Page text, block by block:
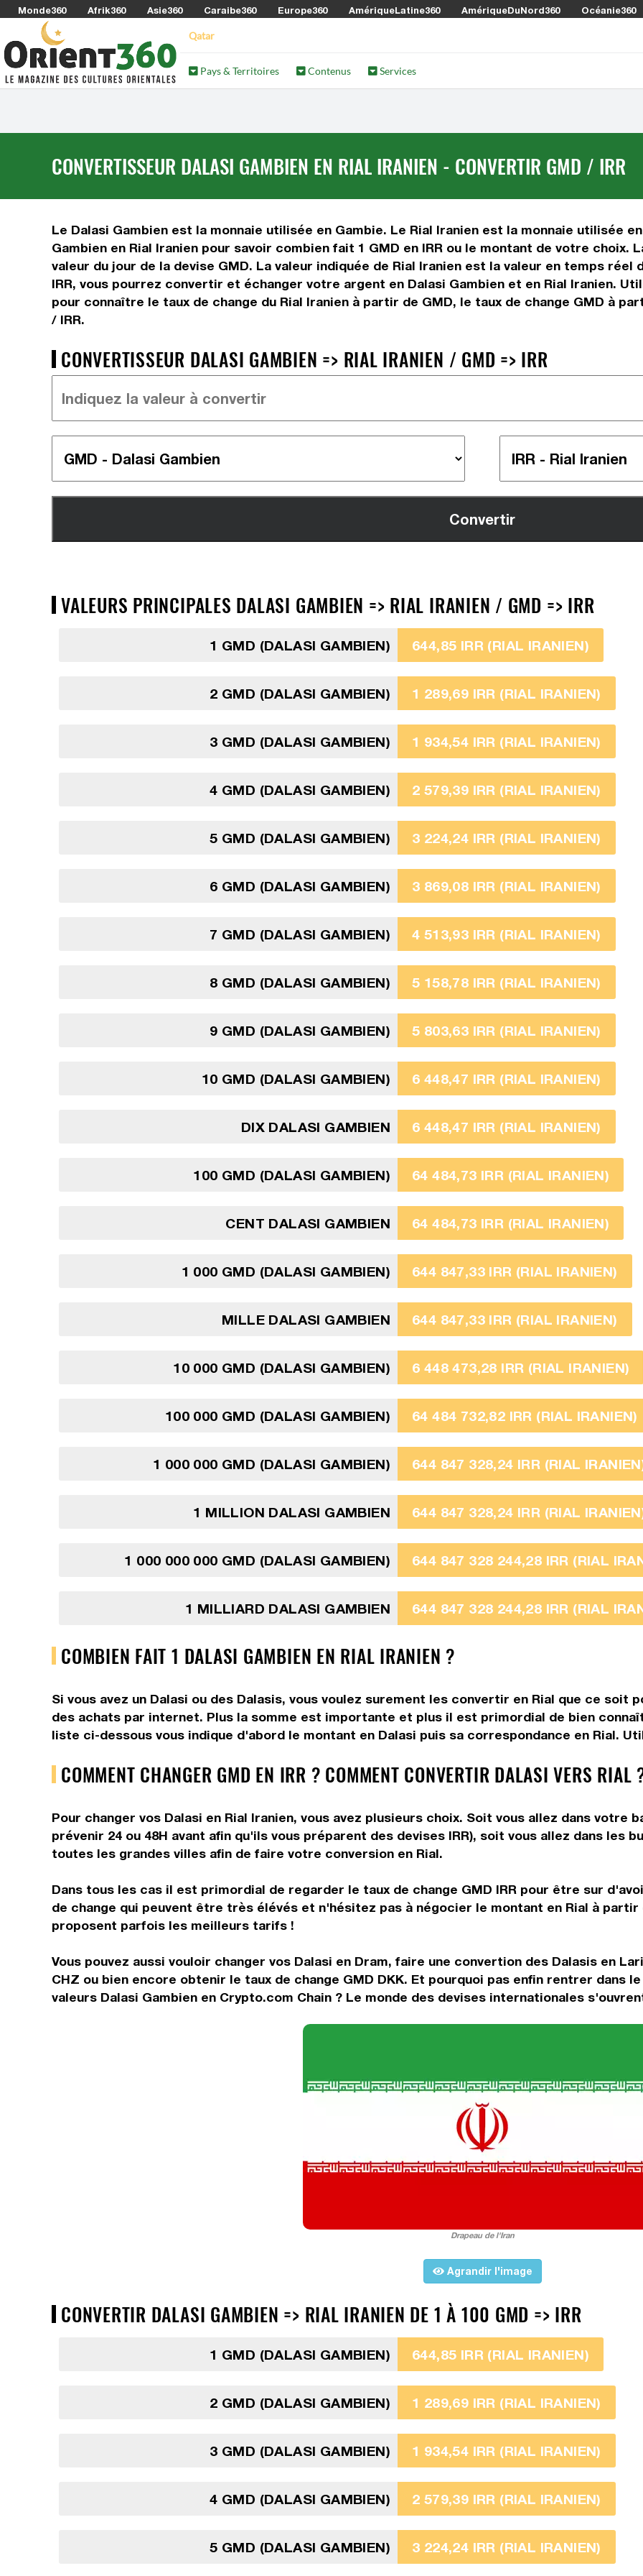
Monde360 Afrik360 Asie360 Caraibe360 Europe360 AmériqueLatine360 AmériqueDuNord360 Océanie360
Qatar
Pays & Territoires Contenus Services
CONVERTISSEUR DALASI GAMBIEN EN RIAL IRANIEN - CONVERTIR GMD / IRR
Le Dalasi Gambien est la monnaie utilisée en Gambie. Le Rial Iranien est la monnaie utilisée
Gambien en Rial Iranien pour savoir combien fait 1 GMD en IRR ou le montant de votre choix.
valeur du jour de la devise GMD. La valeur indiquée de Rial Iranien est la valeur en temps réel
IRR, vous pourrez convertir et échanger votre argent en Dalasi Gambien et en Rial Iranien.
pour connaître le taux de change du Rial Iranien à partir de GMD, le taux de change GMD à
/ IRR.
CONVERTISSEUR DALASI GAMBIEN => RIAL IRANIEN / GMD => IRR
VALEURS PRINCIPALES DALASI GAMBIEN => RIAL IRANIEN / GMD => IRR
1 GMD (DALASI GAMBIEN) 644,85 IRR (RIAL IRANIEN)
2 GMD (DALASI GAMBIEN) 1 289,69 IRR (RIAL IRANIEN)
3 GMD (DALASI GAMBIEN) 1 934,54 IRR (RIAL IRANIEN)
4 GMD (DALASI GAMBIEN) 2 579,39 IRR (RIAL IRANIEN)
5 GMD (DALASI GAMBIEN) 3 224,24 IRR (RIAL IRANIEN)
6 GMD (DALASI GAMBIEN) 3 869,08 IRR (RIAL IRANIEN)
7 GMD (DALASI GAMBIEN) 4 513,93 IRR (RIAL IRANIEN)
8 GMD (DALASI GAMBIEN) 5 158,78 IRR (RIAL IRANIEN)
9 GMD (DALASI GAMBIEN) 5 803,63 IRR (RIAL IRANIEN)
10 GMD (DALASI GAMBIEN) 6 448,47 IRR (RIAL IRANIEN)
DIX DALASI GAMBIEN 6 448,47 IRR (RIAL IRANIEN)
100 GMD (DALASI GAMBIEN) 64 484,73 IRR (RIAL IRANIEN)
CENT DALASI GAMBIEN 64 484,73 IRR (RIAL IRANIEN)
1 000 GMD (DALASI GAMBIEN) 644 847,33 IRR (RIAL IRANIEN)
MILLE DALASI GAMBIEN 644 847,33 IRR (RIAL IRANIEN)
10 000 GMD (DALASI GAMBIEN) 6 448 473,28 IRR (RIAL IRANIEN)
100 000 GMD (DALASI GAMBIEN) 64 484 732,82 IRR (RIAL IRANIEN)
1 000 000 GMD (DALASI GAMBIEN) 644 847 328,24 IRR (RIAL
1 MILLION DALASI GAMBIEN 644 847 328,24 IRR (RIAL
1 000 000 000 GMD (DALASI GAMBIEN) 644 847 328 244,28 IRR (RIAL
1 MILLIARD DALASI GAMBIEN 644 847 328 244,28 IRR (RIAL
COMBIEN FAIT 1 DALASI GAMBIEN EN RIAL IRANIEN ?
Si vous avez un Dalasi ou des Dalasis, vous voulez surement les convertir en Rial que ce soit
des achats par internet. Plus la somme est importante et plus il est primordial de bien
liste ci-dessous vous indique d'abord le montant en Dalasi puis sa correspondance en Rial.
COMMENT CHANGER GMD EN IRR ? COMMENT CONVERTIR DALASI VERS RIAL
Pour changer vos Dalasi en Rial Iranien, vous avez plusieurs choix. Soit vous allez dans votre
prévenir 24 ou 48H avant afin qu'ils vous préparent des devises IRR), soit vous allez dans les
toutes les grandes villes afin de faire votre conversion en Rial.
Dans tous les cas il est primordial de regarder le taux de change GMD IRR pour être sur
de change qui peuvent être très élévés et n'hésitez pas à négocier le montant en Rial à
proposent parfois les meilleurs tarifs !
Vous pouvez aussi vouloir changer vos Dalasi en Dram, faire une convertion des Dalasis en
CHZ ou bien encore obtenir le taux de change GMD DKK. Et pourquoi pas enfin rentrer dans
valeurs Dalasi Gambien en Crypto.com Chain ? Le monde des devises internationales
Drapeau de l'Iran
Agrandir l'image
CONVERTIR DALASI GAMBIEN => RIAL IRANIEN DE 1 À 100 GMD => IRR
1 GMD (DALASI GAMBIEN) 644,85 IRR (RIAL IRANIEN)
2 GMD (DALASI GAMBIEN) 1 289,69 IRR (RIAL IRANIEN)
3 GMD (DALASI GAMBIEN) 1 934,54 IRR (RIAL IRANIEN)
4 GMD (DALASI GAMBIEN) 2 579,39 IRR (RIAL IRANIEN)
5 GMD (DALASI GAMBIEN) 3 224,24 IRR (RIAL IRANIEN)